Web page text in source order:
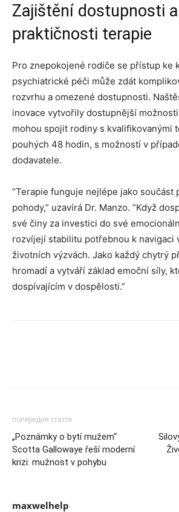
Zajištění dostupnosti a
praktičnosti terapie
Pro znepokojené rodiče se přístup ke
psychiatrické péči může zdát
rozvrhu a omezené dostupnosti.
inovace vytvořily dostupnější
mohou spojit rodiny s kvalifikovanými
pouhých 48 hodin, s možností v
dodavatele.
“Terapie funguje nejlépe jako součást
pohody,” uzavírá Dr. Manzo. “Když
své činy za investici do své
rozvíjejí stabilitu potřebnou k navigaci
životních výzvách. Jako každý chytrý
hromadí a vytváří základ emoční síly,
dospívajícím v dospělosti.”
попередня стаття
„Poznámky o bytí mužem“
Scotta Gallowaye řeší moderní
krizi: mužnost v pohybu
maxwelhelp